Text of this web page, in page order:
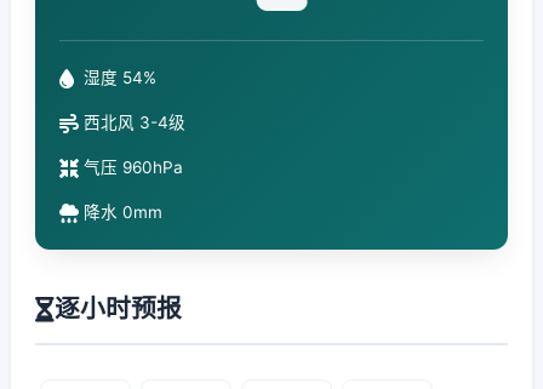
湿度 54%
西北风 3-4级
气压 960hPa
降水 0mm
逐小时预报